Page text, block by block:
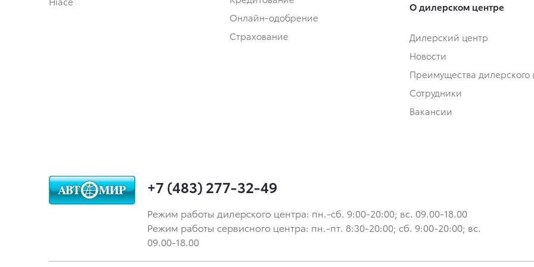
Онлайн-одобрение
Страхование
О дилерском центре
Дилерский центр
Новости
Преимущества дилерского
Сотрудники
Вакансии
+7 (483) 277-32-49
Режим работы дилерского центра: пн.-сб. 9:00-20:00; вс. 09.00-18.00
Режим работы сервисного центра: пн.-пт. 8:30-20:00; сб. 9:00-20:00; вс.
09.00-18.00